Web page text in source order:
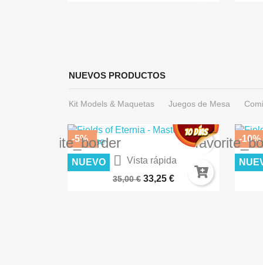
NUEVOS PRODUCTOS
Kit Models & Maquetas Juegos de Mesa
favorite_border

Vista rápida
Warhammer 40.000: Imperium...
35,00 € 33,25 €
-5%
NUEVO
-10%